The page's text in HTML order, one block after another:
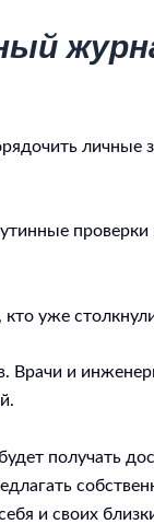
уже
Врачи и
получать
и своих